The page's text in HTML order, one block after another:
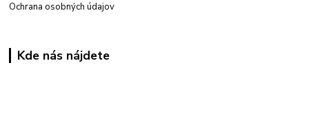
Ochrana osobných údajov
Kde nás nájdete